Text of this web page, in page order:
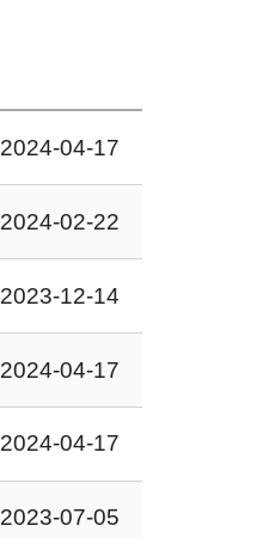
2024-04-17
2024-02-22
2023-12-14
2024-04-17
2024-04-17
2023-07-05